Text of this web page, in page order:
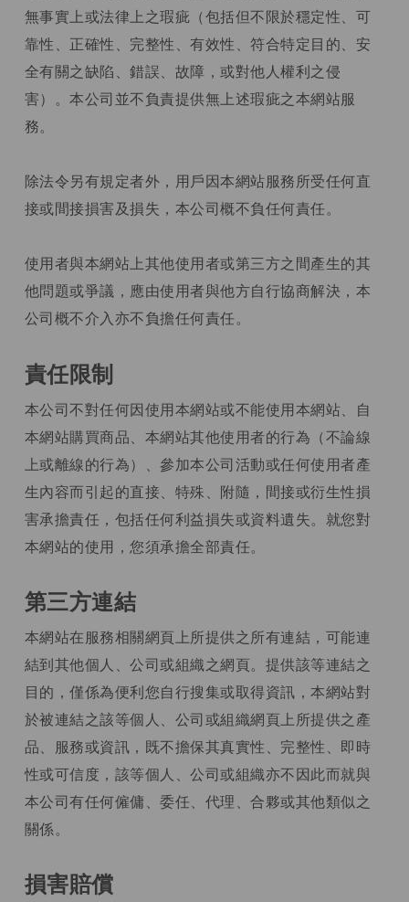
無事實上或法律上之瑕疵（包括但不限於穩定性、可
靠性、正確性、完整性、有效性、符合特定目的、安
全有關之缺陷、錯誤、故障，或對他人權利之侵
害）。本公司並不負責提供無上述瑕疵之本網站服
務。
除法令另有規定者外，用戶因本網站服務所受任何直
接或間接損害及損失，本公司概不負任何責任。
使用者與本網站上其他使用者或第三方之間產生的其
他問題或爭議，應由使用者與他方自行協商解決，本
公司概不介入亦不負擔任何責任。
責任限制
本公司不對任何因使用本網站或不能使用本網站、自
本網站購買商品、本網站其他使用者的行為（不論線
上或離線的行為）、參加本公司活動或任何使用者產
生內容而引起的直接、特殊、附隨，間接或衍生性損
害承擔責任，包括任何利益損失或資料遺失。就您對
本網站的使用，您須承擔全部責任。
第三方連結
本網站在服務相關網頁上所提供之所有連結，可能連
結到其他個人、公司或組織之網頁。提供該等連結之
目的，僅係為便利您自行搜集或取得資訊，本網站對
於被連結之該等個人、公司或組織網頁上所提供之產
品、服務或資訊，既不擔保其真實性、完整性、即時
性或可信度，該等個人、公司或組織亦不因此而就與
本公司有任何僱傭、委任、代理、合夥或其他類似之
關係。
損害賠償